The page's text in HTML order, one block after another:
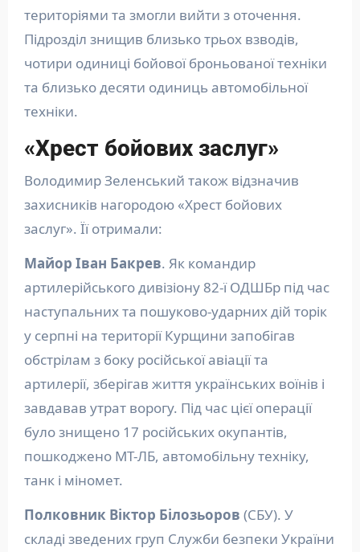
територіями та змогли вийти з оточення.
Підрозділ знищив близько трьох взводів,
чотири одиниці бойової броньованої техніки
та близько десяти одиниць автомобільної
техніки.
«Хрест бойових заслуг»
Володимир Зеленський також відзначив
захисників нагородою «Хрест бойових
заслуг». Її отримали:
Майор Іван Бакрев. Як командир
артилерійського дивізіону 82-ї ОДШБр під час
наступальних та пошуково-ударних дій торік
у серпні на території Курщини запобігав
обстрілам з боку російської авіації та
артилерії, зберігав життя українських воїнів і
завдавав утрат ворогу. Під час цієї операції
було знищено 17 російських окупантів,
пошкоджено МТ-ЛБ, автомобільну техніку,
танк і міномет.
Полковник Віктор Білозьоров (СБУ). У
складі зведених груп Служби безпеки України